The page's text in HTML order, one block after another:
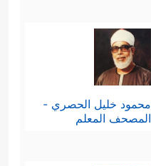
محمود خليل الحصري -
المصحف المعلم